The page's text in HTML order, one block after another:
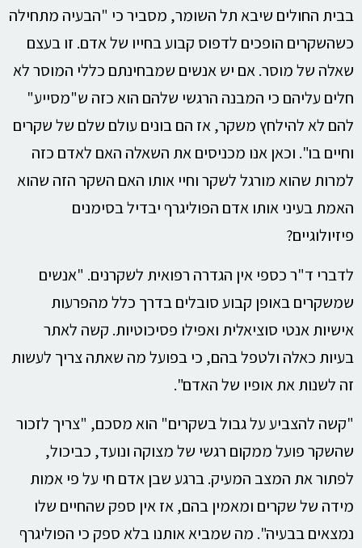
בבית החולים שיבא תל השומר, מסביר כי "הבעיה מתחילה
כשהשקרים הופכים לדפוס קבוע בחייו של אדם. זו בעצם
שאלה של מוסר. אם יש אנשים שמבחינתם כללי המוסר לא
חלים עליהם כי המבנה הרגשי שלהם הוא כזה ש"מסייע"
להם לא להילחץ משקר, אז הם בונים עולם שלם של שקרים
וחיים בו". וכאן אנו מכניסים את השאלה האם לאדם כזה
למרות שהוא מורגל לשקר וחיי אותו האם השקר הזה שהוא
האמת בעיני אותו אדם הפוליגרף יבדיל בסימנים
פיזיולוגיים?
לדברי ד"ר כספי אין הגדרה רפואית לשקרנים. "אנשים
שמשקרים באופן קבוע סובלים בדרך כלל מהפרעות
אישיות אנטי סוציאלית ואפילו פסיכוטיות. קשה לאתר
בעיות כאלה ולטפל בהם, כי בפועל מה שאתה צריך לעשות
זה לשנות את אופיו של האדם".
"קשה להצביע על גבול בשקרים" הוא מסכם, "צריך לזכור
שהשקר פועל ממקום רגשי של מצוקה ונועד, כביכול,
לפתור את המצב המעיק. ברגע שבן אדם חי על פי אמות
מידה של שקרים ומאמין בהם, אז אין ספק שהחיים שלו
נמצאים בבעיה". מה שמביא אותנו בלא ספק כי הפוליגרף